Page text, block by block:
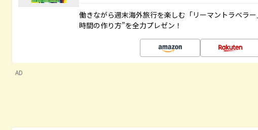
働きながら週末海外旅行を楽しむ「リーマントラベラ
時間の作り方”を全力プレゼン！
AD